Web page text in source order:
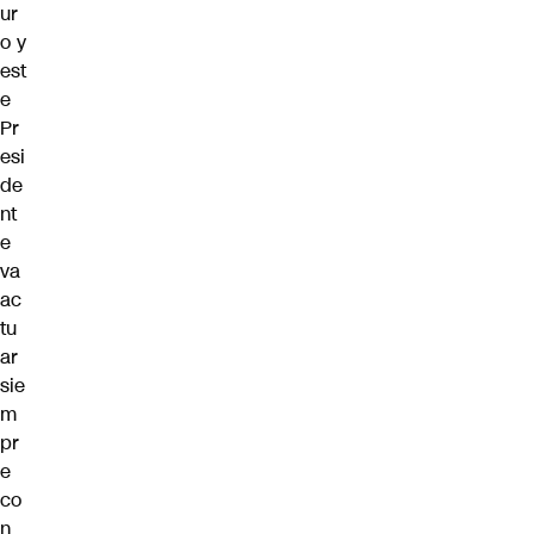
ur
o y
est
e
Pr
esi
de
nt
e
va
ac
tu
ar
sie
m
pr
e
co
n